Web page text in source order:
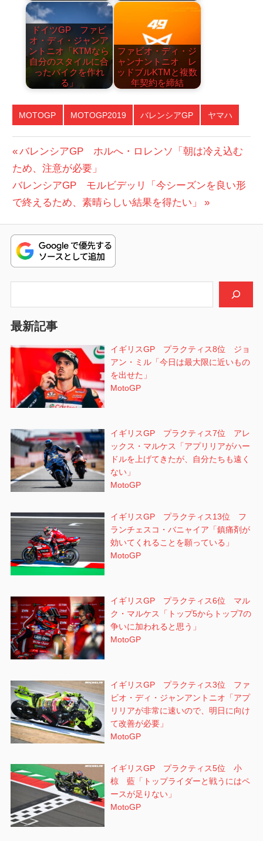
ドイツGP ファビ
オ・ディ・ジャンア
ントニオ「KTMなら
自分のスタイルに合
ったバイクを作れ
る」
ファビオ・ディ・ジ
ャンナントニオ レ
ッドブルKTMと複数
年契約を締結
MOTOGP MOTOGP2019 バレンシアGP ヤマハ
投
稿
ナ
ビ
ゲ
ー
ン
前
の
投
稿:
バレンシアGP ホルへ・ロレンソ「朝は冷え込む
ため、注意が必要」
次
の
稿:
バレンシアGP モルビデッリ「今シーズンを良い形
で終えるため、素晴らしい結果を得たい」
最新記事
イギリスGP プラクティス8位 ジョ
アン・ミル「今日は最大限に近いもの
を出せた」
MotoGP
イギリスGP プラクティス7位 アレ
ックス・マルケス「アプリリアがハー
ドルを上げてきたが、自分たちも遠く
ない」
MotoGP
イギリスGP プラクティス13位 フ
ランチェスコ・バニャイア「鎮痛剤が
効いてくれることを願っている」
MotoGP
イギリスGP プラクティス6位 マル
ク・マルケス「トップ5からトップ7の
争いに加われると思う」
MotoGP
イギリスGP プラクティス3位 ファ
ビオ・ディ・ジャンアントニオ「アプ
リリアが非常に速いので、明日に向け
て改善が必要」
MotoGP
イギリスGP プラクティス5位 小
椋 藍「トップライダーと戦うにはペ
ースが足りない」
MotoGP